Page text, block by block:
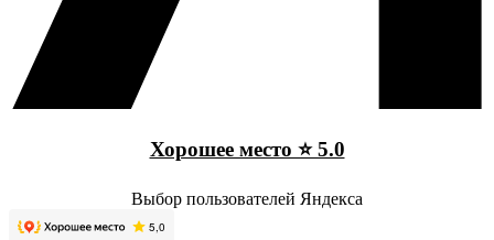
Хорошее место ⭐ 5.0
Выбор пользователей Яндекса